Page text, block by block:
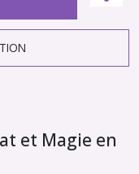
et Magie en